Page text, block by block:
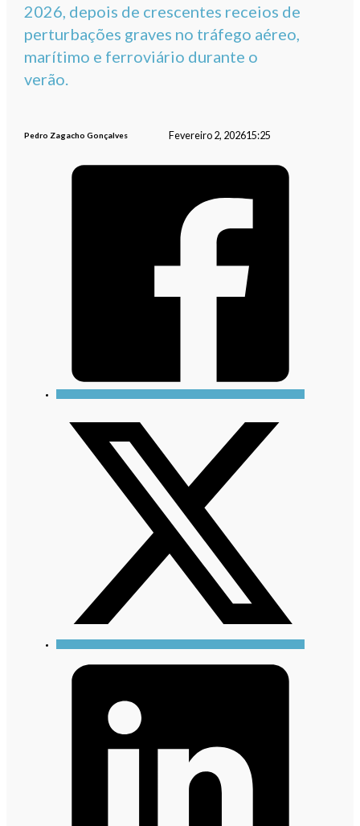
2026, depois de crescentes receios de
perturbações graves no tráfego aéreo,
marítimo e ferroviário durante o
verão.
Pedro Zagacho Gonçalves Fevereiro 2, 202615:25